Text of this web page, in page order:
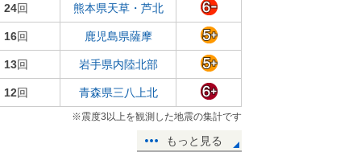
24回 熊本県天草・芦北
16回 鹿児島県薩摩
13回 岩手県内陸北部
12回 青森県三八上北
※震度3以上を観測した地震の集計です
もっと見る